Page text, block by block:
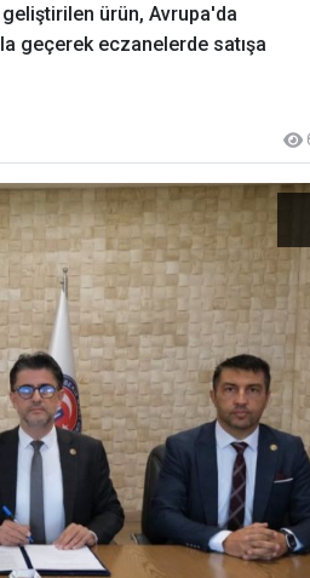
ürün, Avrupa'da
geçerek eczanelerde satışa